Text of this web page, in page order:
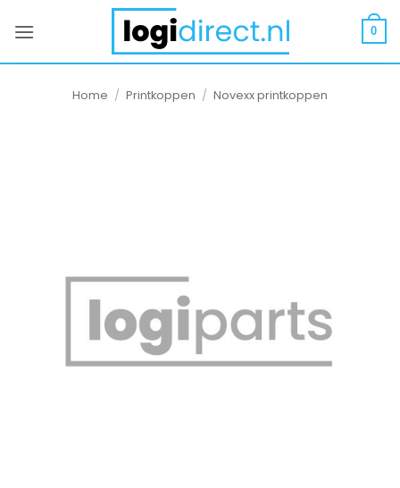
naar
0
Home / Printkoppen / Novexx printkoppen